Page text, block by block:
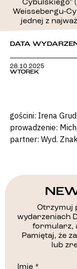
Cybulskiego"
Weissebergu-
jednej z
DATA
28.10.2025
WTOREK
gościni: Irena
prowadzenie:
partner: Wyd. Znak
Otrzymuj
wydarzeniach
formularz,
Pamiętaj, że
lub